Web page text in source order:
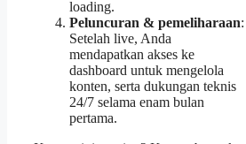
loading.
Peluncuran & pemeliharaan:
Setelah live, Anda
mendapatkan akses ke
dashboard untuk mengelola
konten, serta dukungan teknis
24/7 selama enam bulan
pertama.